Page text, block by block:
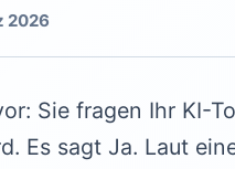
2026
Sie fragen Ihr KI-
Es sagt Ja. Laut